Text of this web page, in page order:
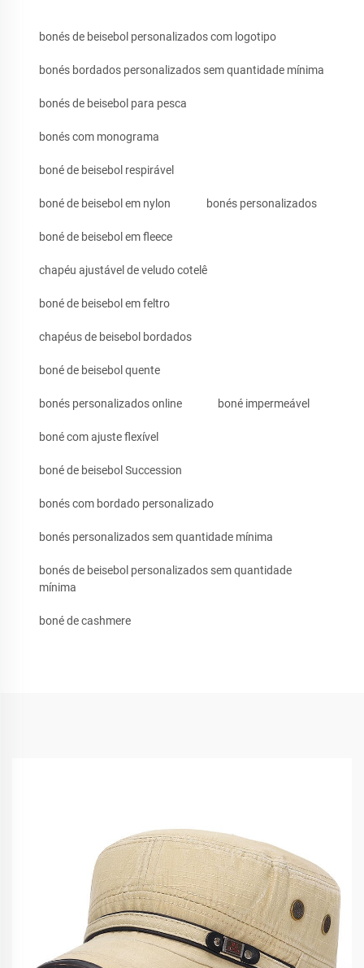
bonés de beisebol personalizados com logotipo
bonés bordados personalizados sem quantidade mínima
bonés de beisebol para pesca
bonés com monograma
boné de beisebol respirável
boné de beisebol em nylon bonés personalizados
boné de beisebol em fleece
chapéu ajustável de veludo cotelê
boné de beisebol em feltro
chapéus de beisebol bordados
boné de beisebol quente
bonés personalizados online boné impermeável
boné com ajuste flexível
boné de beisebol Succession
bonés com bordado personalizado
bonés personalizados sem quantidade mínima
bonés de beisebol personalizados sem quantidade
mínima
boné de cashmere